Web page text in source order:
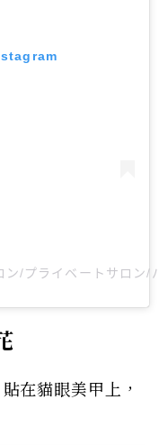
/プライベートサロン
在貓眼美甲上，